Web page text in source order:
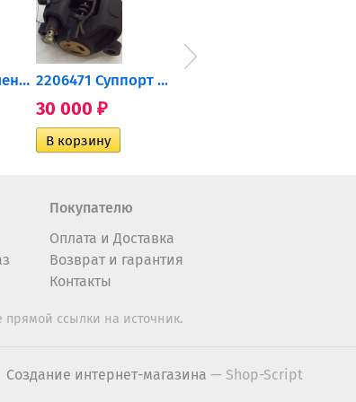
0905-216 Поршень Arctic Cat... 2206471 Суппорт тормозной...
30 000 ₽
Покупателю
Оплата и Доставка
Возврат и гарантия
Контакты
прямой ссылки на источник.
Создание интернет-магазина — Shop-Script